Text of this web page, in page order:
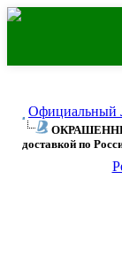
Официальный
доставкой по